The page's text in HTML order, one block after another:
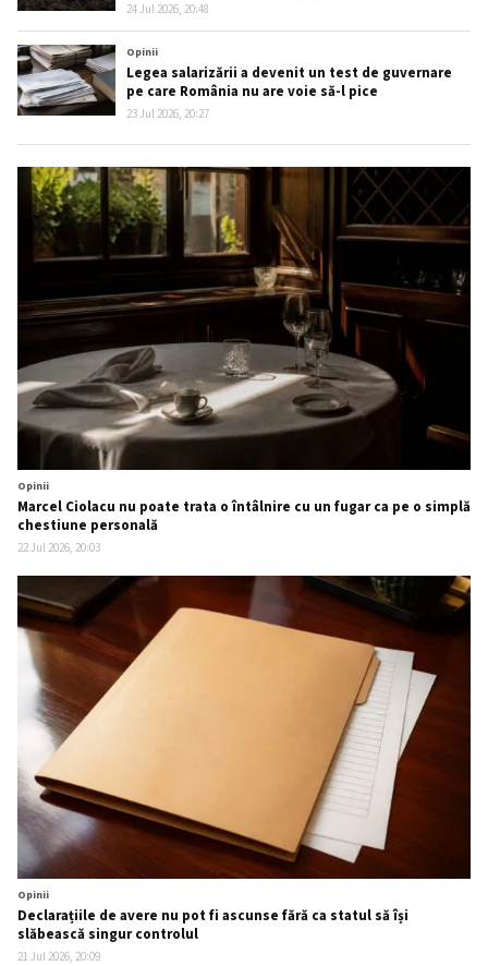
24 Jul 2026, 20:48
Opinii
Legea salarizării a devenit un test de guvernare
pe care România nu are voie să-l pice
23 Jul 2026, 20:27
Opinii
Marcel Ciolacu nu poate trata o întâlnire cu un fugar ca pe o simplă
chestiune personală
22 Jul 2026, 20:03
Opinii
Declarațiile de avere nu pot fi ascunse fără ca statul să își
slăbească singur controlul
21 Jul 2026, 20:09